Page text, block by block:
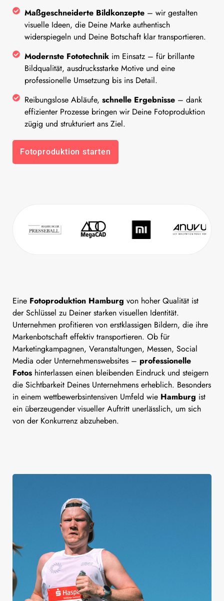
Maßgeschneiderte Bildkonzepte– wir gestalten
visuelle Ideen, die Deine Marke authentisch
widerspiegeln und Deine Botschaft klar transportieren.
Modernste Fototechnikim Einsatz – für brillante
Bildqualität, ausdrucksstarke Motive und eine
professionelle Umsetzung bis ins Detail.
Reibungslose Abläufe, schnelle Ergebnisse– dank
effizienter Prozesse bringen wir Deine Fotoproduktion
zügig und strukturiert ans Ziel.
Fotoproduktion starten
Eine Fotoproduktion Hamburg von hoher Qualität ist
der Schlüssel zu Deiner starken visuellen Identität.
Unternehmen profitieren von erstklassigen Bildern, die ihre
Markenbotschaft effektiv transportieren. Ob für
Marketingkampagnen, Veranstaltungen, Messen, Social
Media oder Unternehmenswebsites – professionelle
Fotos hinterlassen einen bleibenden Eindruck und steigern
die Sichtbarkeit Deines Unternehmens erheblich. Besonders
in einem wettbewerbsintensiven Umfeld wie Hamburg ist
ein überzeugender visueller Auftritt unerlässlich, um sich
von der Konkurrenz abzuheben.